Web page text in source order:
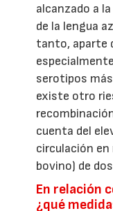
alcanzado a
de la lengua
tanto, aparte
serotipos
existe otro
cuenta del
circulación
bovino) de
En relación
¿qué